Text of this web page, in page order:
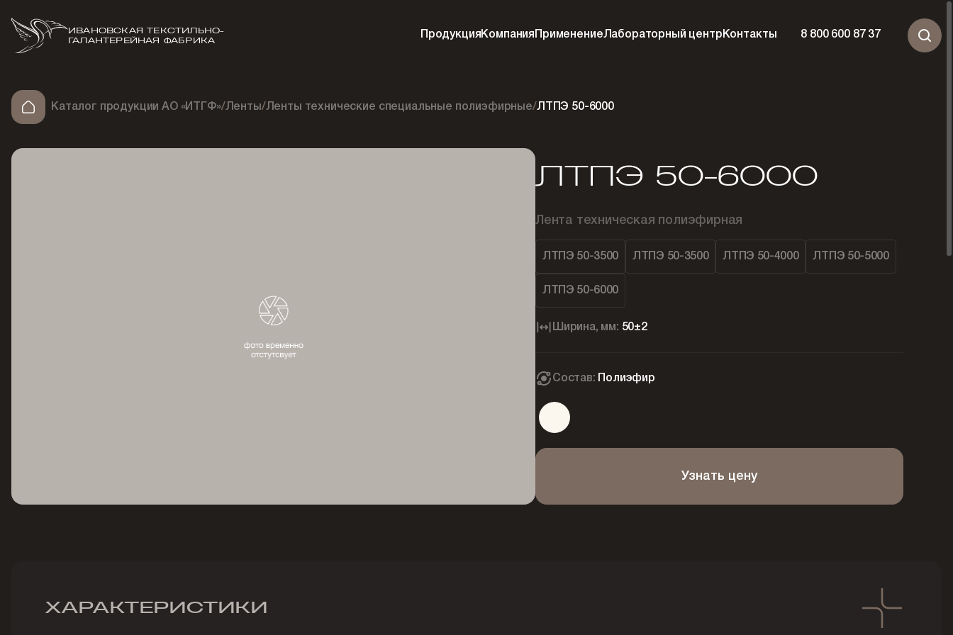
ИВАНОВСКАЯ ТЕКСТИЛЬНО-
ГАЛАНТЕРЕЙНАЯ ФАБРИКА
Продукция Компания ПрименениеЛабораторный центр Контакты 8 800 600 87 37
Каталог продукции АО «ИТГФ»/Ленты /Ленты технические специальные полиэфирные/ЛТПЭ 50-6000
ЛТПЭ 50-6000
Лента техническая полиэфирная
ЛТПЭ 50-3500 ЛТПЭ 50-3500 ЛТПЭ 50-4000 ЛТПЭ 50-5000
ЛТПЭ 50-6000
Ширина, мм: 50±2
Состав: Полиэфир
Узнать цену
ХАРАКТЕРИСТИКИ